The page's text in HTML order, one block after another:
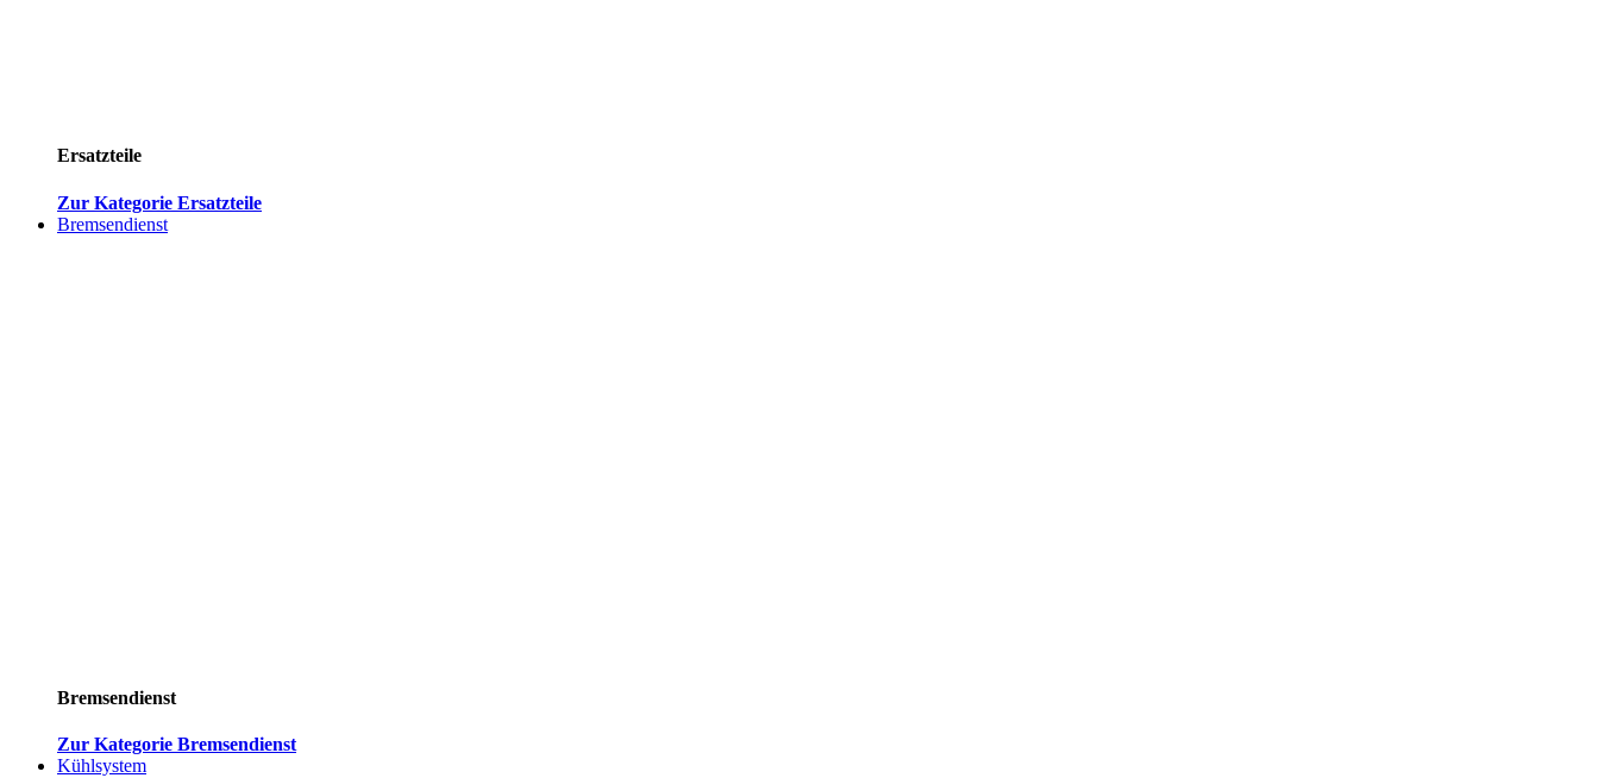
Ersatzteile
Zur Kategorie Ersatzteile
Bremsendienst
Bremsendienst
Zur Kategorie Bremsendienst
Kühlsystem